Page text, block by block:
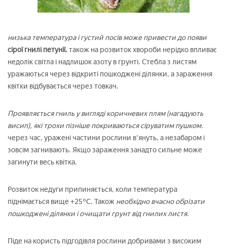
низька температура і густий посів може привести до появи
сірої гнилі петунії.також на розвиток хвороби нерідко впливає
недолік світла і надлишок азоту в грунті. Стебла з листям
уражаються через відкриті пошкоджені ділянки, а зараження
квітки відбувається через товкач.
Проявляється гниль у вигляді коричневих плям (нагадують
висип), які трохи пізніше покриваються сіруватим пушком.
через час, уражені частини рослини в'януть, а незабаром і
зовсім загнивають. Якщо зараження занадто сильне може
загинути весь квітка.
Розвиток недуги припиняється, коли температура
піднімається вище +25°C. Також необхідно вчасно обрізати
пошкоджені ділянки і очищати грунт від гнилих листя.
Піде на користь підгодівля рослини добривами з високим